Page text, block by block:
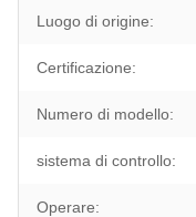
Luogo di origine:
Certificazione:
Numero di modello:
sistema di controllo:
Operare: